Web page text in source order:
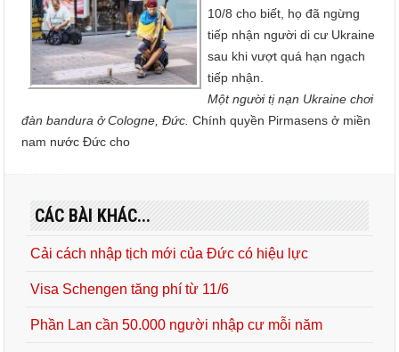
10/8 cho biết, họ đã ngừng
tiếp nhận người di cư Ukraine
sau khi vượt quá hạn ngạch
tiếp nhận.
Một người tị nạn Ukraine chơi
đàn bandura ở Cologne, Đức. Chính quyền Pirmasens ở miền
nam nước Đức cho
CÁC BÀI KHÁC...
Cải cách nhập tịch mới của Đức có hiệu lực
Visa Schengen tăng phí từ 11/6
Phần Lan cần 50.000 người nhập cư mỗi năm